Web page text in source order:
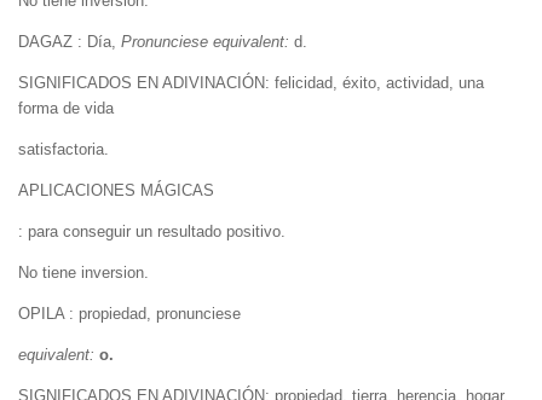
DAGAZ : Día, Pronunciese equivalent: d.
SIGNIFICADOS EN ADIVINACIÓN: felicidad, éxito, actividad, una
forma de vida
satisfactoria.
APLICACIONES MÁGICAS
: para conseguir un resultado positivo.
No tiene inversion.
OPILA : propiedad, pronunciese
equivalent: o.
SIGNIFICADOS EN ADIVINACIÓN: propiedad, tierra, herencia, hogar,